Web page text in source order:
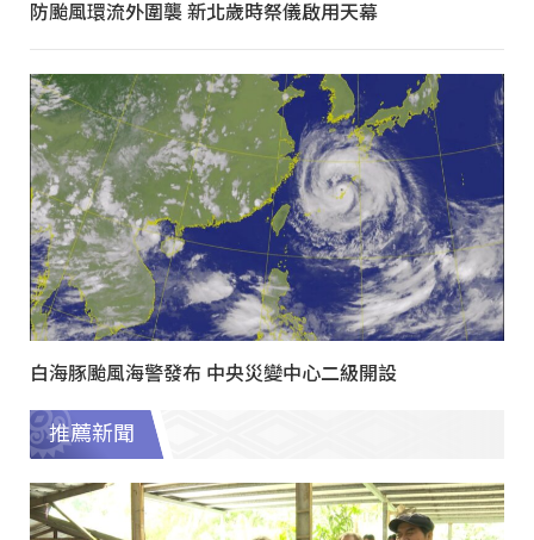
防颱風環流外圍襲 新北歲時祭儀啟用天幕
白海豚颱風海警發布 中央災變中心二級開設
推薦新聞